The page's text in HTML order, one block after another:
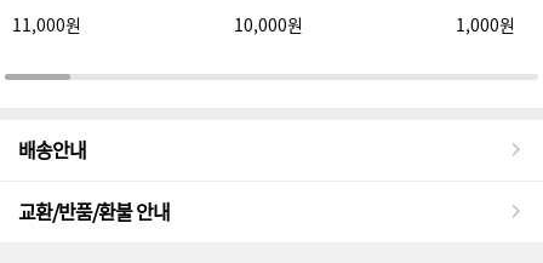
11,000원
10,000원
1,000원
배송안내
교환/반품/환불 안내